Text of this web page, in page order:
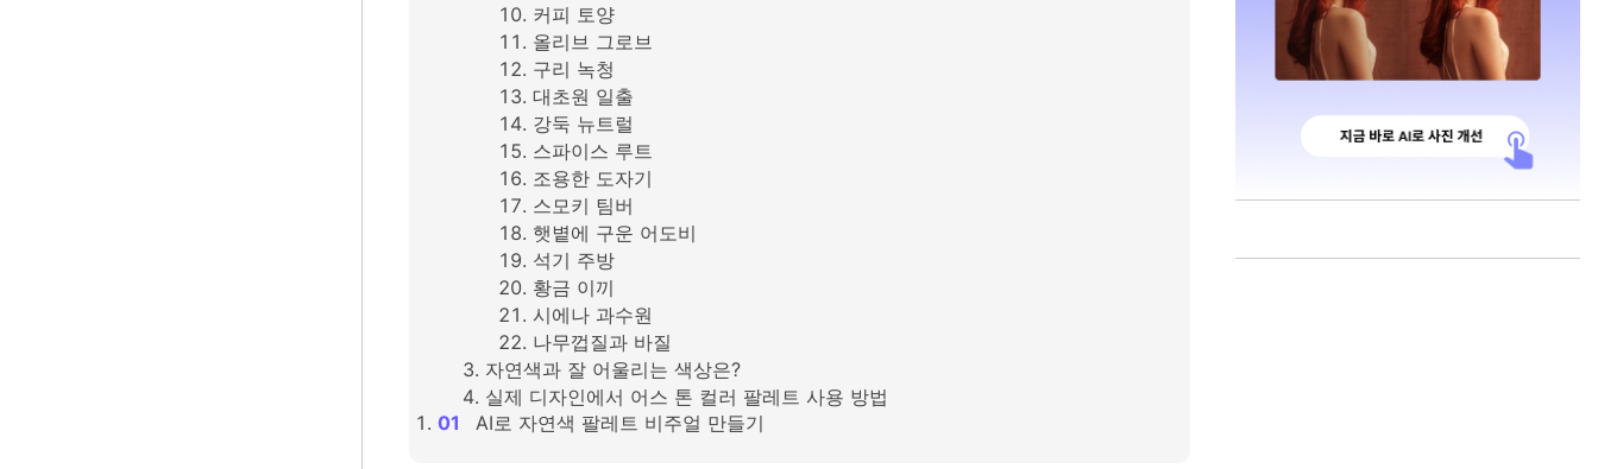
커피 토양
올리브 그로브
구리 녹청
대초원 일출
강둑 뉴트럴
스파이스 루트
조용한 도자기
스모키 팀버
햇볕에 구운 어도비
석기 주방
황금 이끼
시에나 과수원
나무껍질과 바질
자연색과 잘 어울리는 색상은?
실제 디자인에서 어스 톤 컬러 팔레트 사용 방법
AI로 자연색 팔레트 비주얼 만들기